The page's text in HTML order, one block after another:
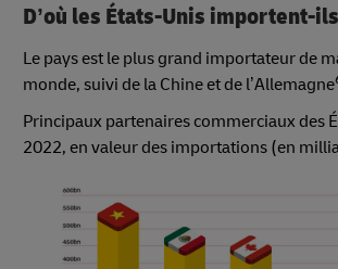
D’où les États-Unis importent-
Le pays est le plus grand importateur de
monde, suivi de la Chine et de l’Allemagne
Principaux partenaires commerciaux des
2022, en valeur des importations (en